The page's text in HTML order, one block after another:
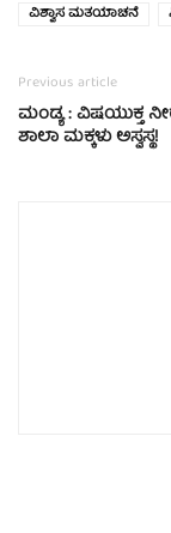
ವಿಶ್ವಾಸ ಮತಯಾಚನೆ
Previous article
ಮಂಡ್ಯ : ವಿಷಯುಕ್ತ
ಶಾಲಾ ಮಕ್ಕಳು ಅಸ್ವಸ್ಥ!